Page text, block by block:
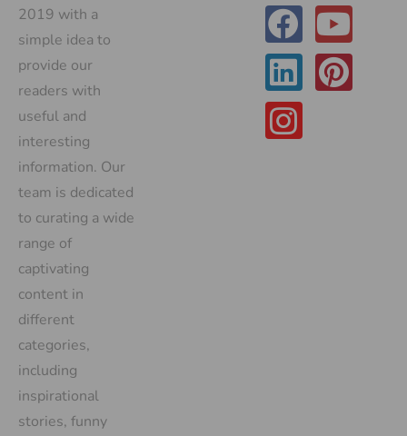
2019 with a
simple idea to
provide our
readers with
useful and
interesting
information. Our
team is dedicated
to curating a wide
range of
captivating
content in
different
categories,
including
inspirational
stories, funny